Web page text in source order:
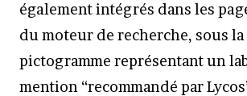
également intégrés dans les
du moteur de recherche, sous la
pictogramme représentant un
mention “recommandé par